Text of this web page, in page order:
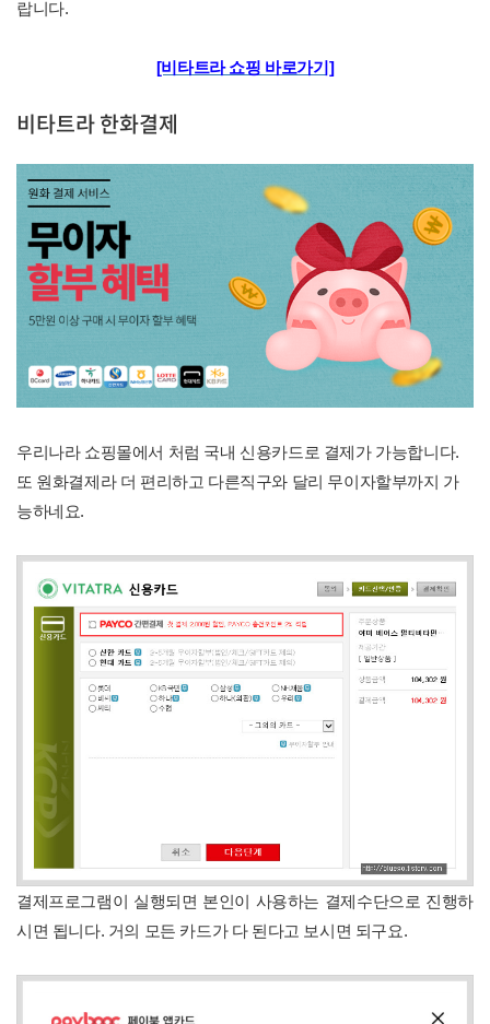
랍니다.
[비타트라 쇼핑 바로가기]
비타트라 한화결제
우리나라 쇼핑몰에서 처럼 국내 신용카드로 결제가 가능합니다.
또 원화결제라 더 편리하고 다른직구와 달리 무이자할부까지 가
능하네요.
결제프로그램이 실행되면 본인이 사용하는 결제수단으로 진행하
시면 됩니다. 거의 모든 카드가 다 된다고 보시면 되구요.